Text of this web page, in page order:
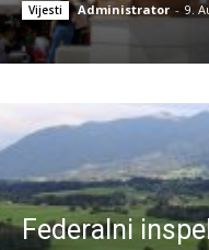
Vijesti Administrator - 9.
Federalni